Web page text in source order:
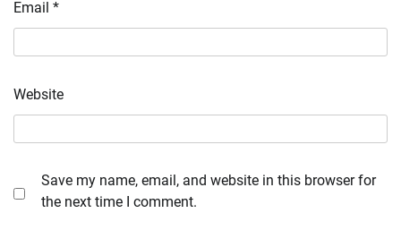
Email *
Website
Save my name, email, and website in this browser for
the next time I comment.